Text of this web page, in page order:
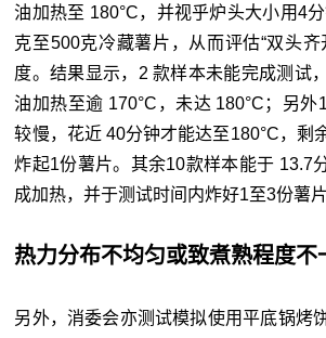
油加热至 180°C，并视乎炉头大小用4
克至500克冷藏薯片，从而评估“双头齐
度。结果显示，2 款样本未能完成测试
油加热至逾 170°C，未达 180°C；另
较慢，花近 40分钟才能达至180°C，剩
炸起1份薯片。其余10款样本能于 13.7
成加热，并于测试时间内炸好1至3份薯
热力分布不均匀或致煮熟程度不
另外，消委会亦测试模拟使用平底锅烤